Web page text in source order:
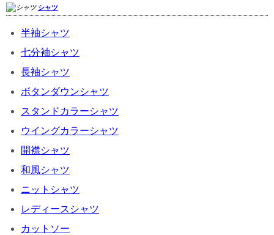
シャツ
半袖シャツ
七分袖シャツ
長袖シャツ
ボタンダウンシャツ
スタンドカラーシャツ
ウイングカラーシャツ
開襟シャツ
和風シャツ
ニットシャツ
レディースシャツ
カットソー